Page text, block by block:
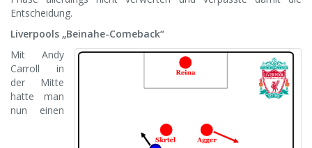
Entscheidung.
Liverpools „Beinahe-Comeback“
Mit Andy
Carroll in
der Mitte
hatte man
nun einen